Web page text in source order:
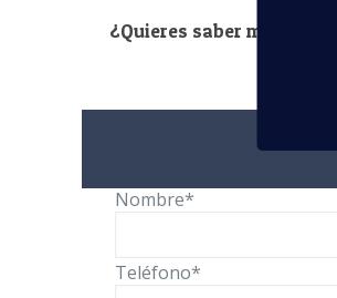
¿Quieres saber más?
Nombre*
Teléfono*